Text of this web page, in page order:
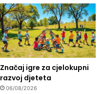
Značaj igre za cjelokupni
razvoj djeteta
06/08/2026